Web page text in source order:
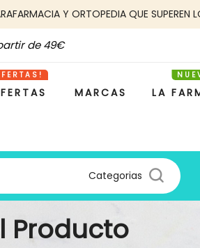
Y ORTOPEDIA QUE SUPEREN
de 49€
MARCAS LA
Categorias
Producto